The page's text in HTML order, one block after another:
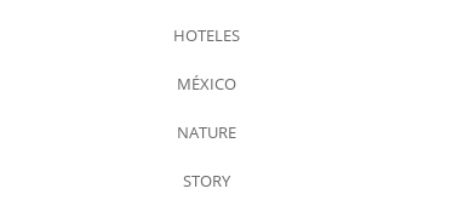
HOTELES
MÉXICO
NATURE
STORY